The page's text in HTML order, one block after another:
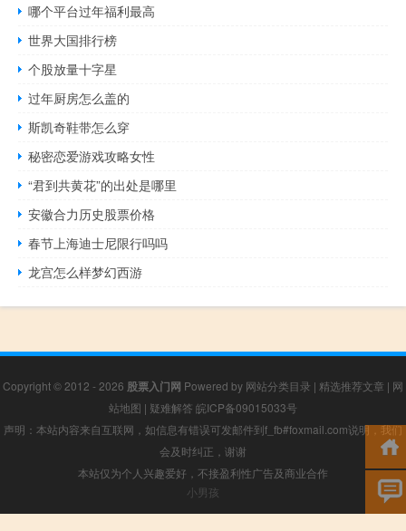
哪个平台过年福利最高
世界大国排行榜
个股放量十字星
过年厨房怎么盖的
斯凯奇鞋带怎么穿
秘密恋爱游戏攻略女性
“君到共黄花”的出处是哪里
安徽合力历史股票价格
春节上海迪士尼限行吗吗
龙宫怎么样梦幻西游
Copyright © 2012 - 2026 股票入门网 Powered by 网站分类目录 | 精选推荐文章 | 网
站地图 | 疑难解答 皖ICP备09015033号
声明：本站内容来自互联网，如信息有错误可发邮件到f_fb#foxmail.com说明，我们
会及时纠正，谢谢
本站仅为个人兴趣爱好，不接盈利性广告及商业合作
小男孩